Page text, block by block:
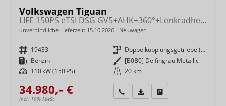
Volkswagen Tiguan
LIFE 150PS eTSI DSG GV5+AHK+360°+Lenkradheiz+IQ.Drive+ACC+App+eHeck+LED
unverbindliche Lieferzeit: 15.10.2026 Neuwagen
Fahrzeugnr. 19433 Getriebe
Doppelkupplungsgetriebe (DSG)
Kraftstoff Benzin Außenfarbe [B0B0] Delfingrau Metallic
Leistung 110 kW (150 PS) Kilometerstand 20 km
34.980,– €
incl. 19% MwSt.
Wir rufen Sie anFahrzeugexposé (PDF)